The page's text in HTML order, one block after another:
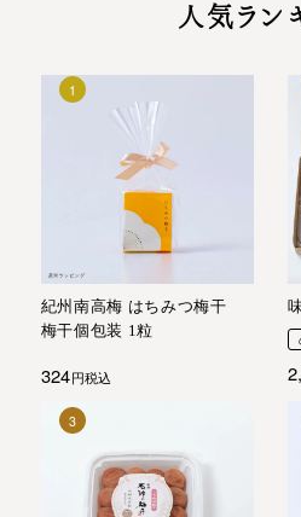
人気ラン
紀州南高梅 はちみつ梅干
梅干個包装 1粒
324 税込